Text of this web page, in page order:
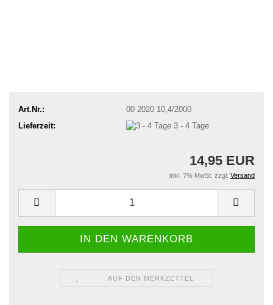
Art.Nr.:
00 2020 10,4/2000
Lieferzeit:
3 - 4 Tage
14,95 EUR
inkl. 7% MwSt. zzgl. Versand
AUF DEN MERKZETTEL